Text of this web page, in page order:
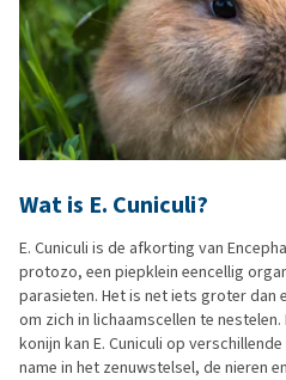
Wat is E. Cuniculi?
E. Cuniculi is de afkorting van
protozo, een piepklein eencellig
parasieten. Het is net iets groter dan
om zich in lichaamscellen te
konijn kan E. Cuniculi op
name in het zenuwstelsel, de nieren